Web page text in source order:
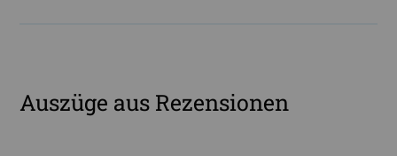
Auszüge aus Rezensionen